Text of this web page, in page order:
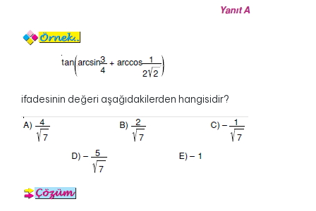
ifadesinin değeri aşağıdakilerden hangisidir?